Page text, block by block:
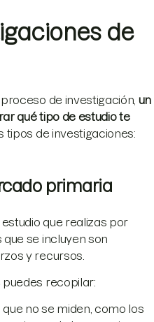
de
de investigación, un
qué tipo de estudio te
tipos de investigaciones:
primaria
que realizas por
se incluyen son
y recursos.
puedes recopilar:
no se miden, como los